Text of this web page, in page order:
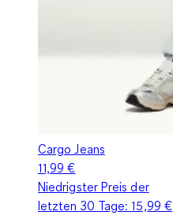
Cargo Jeans
11,99 €
Niedrigster Preis der
letzten 30 Tage:15,99 €